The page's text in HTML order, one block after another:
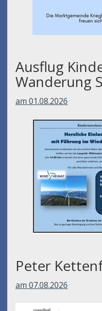
Ausflug
Wanderung
am 01.08.2026
Peter
am 07.08.2026